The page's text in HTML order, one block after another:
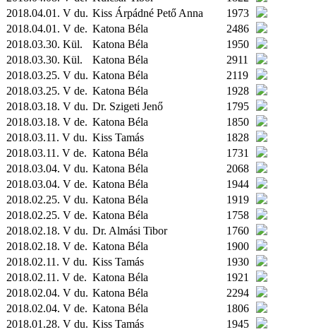
2018.04.01. V du. Kiss Árpádné Pető Anna
1973
2018.04.01. V de. Katona Béla
2486
2018.03.30. Kül. Katona Béla
1950
2018.03.30. Kül. Katona Béla
2911
2018.03.25. V du. Katona Béla
2119
2018.03.25. V de. Katona Béla
1928
2018.03.18. V du. Dr. Szigeti Jenő
1795
2018.03.18. V de. Katona Béla
1850
2018.03.11. V du. Kiss Tamás
1828
2018.03.11. V de. Katona Béla
1731
2018.03.04. V du. Katona Béla
2068
2018.03.04. V de. Katona Béla
1944
2018.02.25. V du. Katona Béla
1919
2018.02.25. V de. Katona Béla
1758
2018.02.18. V du. Dr. Almási Tibor
1760
2018.02.18. V de. Katona Béla
1900
2018.02.11. V du. Kiss Tamás
1930
2018.02.11. V de. Katona Béla
1921
2018.02.04. V du. Katona Béla
2294
2018.02.04. V de. Katona Béla
1806
2018.01.28. V du. Kiss Tamás
1945